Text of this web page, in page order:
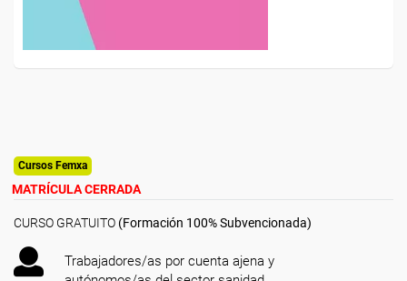
Cursos Femxa
MATRÍCULA CERRADA
CURSO GRATUITO (Formación 100% Subvencionada)
Trabajadores/as por cuenta ajena y